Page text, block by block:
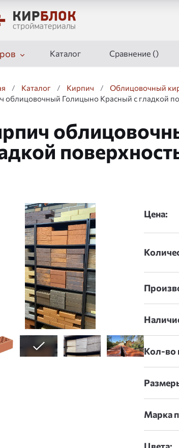
Каталог Сравнение ()
/ Каталог / Кирпич / Облицовочный
облицовочный Голицыно Красный с гладкой
Цена:
Кол-во
Марка